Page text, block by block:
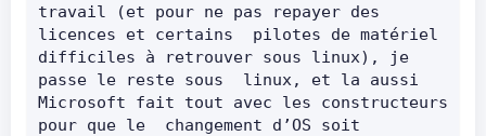
travail (et pour ne pas repayer des
licences et certains  pilotes de matériel
difficiles à retrouver sous linux), je
passe le reste sous  linux, et la aussi
Microsoft fait tout avec les constructeurs
pour que le  changement d’OS soit